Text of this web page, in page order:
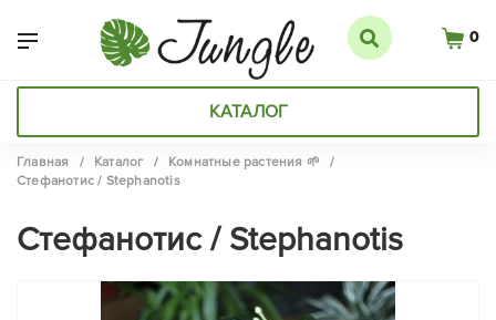
0
КАТАЛОГ
Главная / Каталог / Комнатные растения 🌱
/
Стефанотис / Stephanotis
Стефанотис / Stephanotis